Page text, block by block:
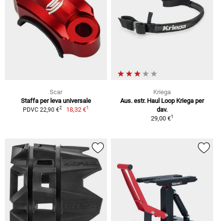
Scar
Staffa per leva universale
PDVC 22,90 €2 18,32 €1
Kriega
Aus. estr. Haul Loop Kriega per
dav.
29,00 €1